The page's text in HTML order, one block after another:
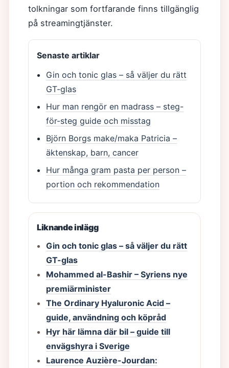
tolkningar som fortfarande finns tillgänglig
på streamingtjänster.
Senaste artiklar
Gin och tonic glas – så väljer du rätt
GT-glas
Hur man rengör en madrass – steg-
för-steg guide och misstag
Björn Borgs make/maka Patricia –
äktenskap, barn, cancer
Hur många gram pasta per person –
portion och rekommendation
Liknande inlägg
Gin och tonic glas – så väljer du rätt
GT-glas
Mohammed al-Bashir – Syriens nye
premiärminister
The Ordinary Hyaluronic Acid –
guide, användning och köpråd
Hyr här lämna där bil – guide till
envägshyra i Sverige
Laurence Auzière-Jourdan: